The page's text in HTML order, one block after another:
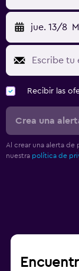
jue. 13/8
Recibir las
Crea una
Al crear una alerta de
nuestra política de